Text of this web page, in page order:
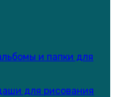
и папки для
для рисования